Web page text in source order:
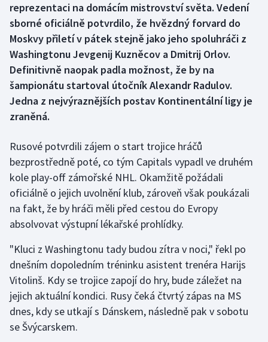
Box
Curling
Dostihy
Florbal
Futsal
Golf
Gymnastika
Házená
Judo
Krasobruslení
Lezení
reprezentaci na domácím mistrovství světa. Vedení
sborné oficiálně potvrdilo, že hvězdný forvard do
Moskvy přiletí v pátek stejně jako jeho spoluhráči z
Washingtonu Jevgenij Kuzněcov a Dmitrij Orlov.
Definitivně naopak padla možnost, že by na
šampionátu startoval útočník Alexandr Radulov.
Jedna z nejvýraznějších postav Kontinentální ligy je
zraněná.
Rusové potvrdili zájem o start trojice hráčů
bezprostředně poté, co tým Capitals vypadl ve druhém
kole play-off zámořské NHL. Okamžitě požádali
oficiálně o jejich uvolnění klub, zároveň však poukázali
na fakt, že by hráči měli před cestou do Evropy
absolvovat výstupní lékařské prohlídky.
"Kluci z Washingtonu tady budou zítra v noci," řekl po
dnešním dopoledním tréninku asistent trenéra Harijs
Vitolinš. Kdy se trojice zapojí do hry, bude záležet na
jejich aktuální kondici. Rusy čeká čtvrtý zápas na MS
dnes, kdy se utkají s Dánskem, následně pak v sobotu
se Švýcarskem.